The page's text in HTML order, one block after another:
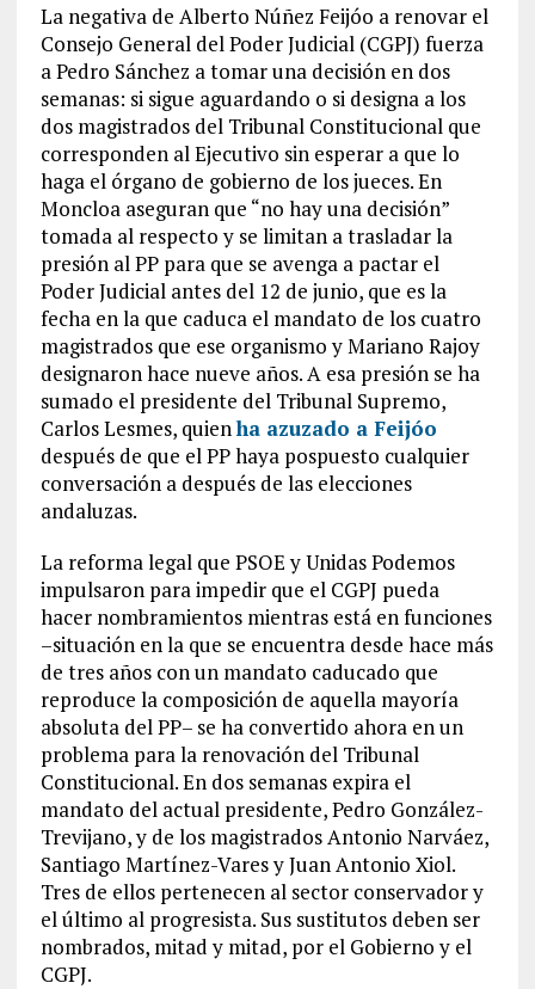
La negativa de Alberto Núñez Feijóo a renovar el
Consejo General del Poder Judicial (CGPJ) fuerza
a Pedro Sánchez a tomar una decisión en dos
semanas: si sigue aguardando o si designa a los
dos magistrados del Tribunal Constitucional que
corresponden al Ejecutivo sin esperar a que lo
haga el órgano de gobierno de los jueces. En
Moncloa aseguran que “no hay una decisión”
tomada al respecto y se limitan a trasladar la
presión al PP para que se avenga a pactar el
Poder Judicial antes del 12 de junio, que es la
fecha en la que caduca el mandato de los cuatro
magistrados que ese organismo y Mariano Rajoy
designaron hace nueve años. A esa presión se ha
sumado el presidente del Tribunal Supremo,
Carlos Lesmes, quienha azuzado a Feijóo
después de que el PP haya pospuesto cualquier
conversación a después de las elecciones
andaluzas.
La reforma legal que PSOE y Unidas Podemos
impulsaron para impedir que el CGPJ pueda
hacer nombramientos mientras está en funciones
–situación en la que se encuentra desde hace más
de tres años con un mandato caducado que
reproduce la composición de aquella mayoría
absoluta del PP– se ha convertido ahora en un
problema para la renovación del Tribunal
Constitucional. En dos semanas expira el
mandato del actual presidente, Pedro González-
Trevijano, y de los magistrados Antonio Narváez,
Santiago Martínez-Vares y Juan Antonio Xiol.
Tres de ellos pertenecen al sector conservador y
el último al progresista. Sus sustitutos deben ser
nombrados, mitad y mitad, por el Gobierno y el
CGPJ.